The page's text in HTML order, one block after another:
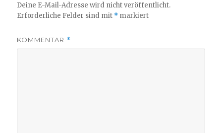
Deine E-Mail-Adresse wird nicht veröffentlicht.
Erforderliche Felder sind mit * markiert
KOMMENTAR *